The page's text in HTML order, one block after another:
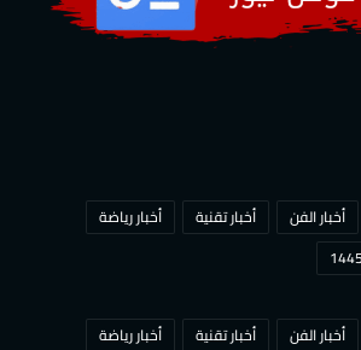
أخبار الفن أخبار تقنية
أخبار رياضة
أخبار الفن أخبار تقنية
أخبار رياضة